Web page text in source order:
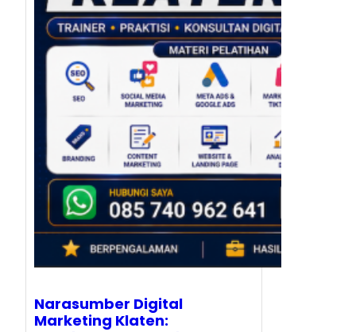
Narasumber Digital
Marketing Klaten: